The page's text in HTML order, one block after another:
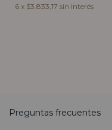
6 x $3.833,17 sin interés
Preguntas frecuentes